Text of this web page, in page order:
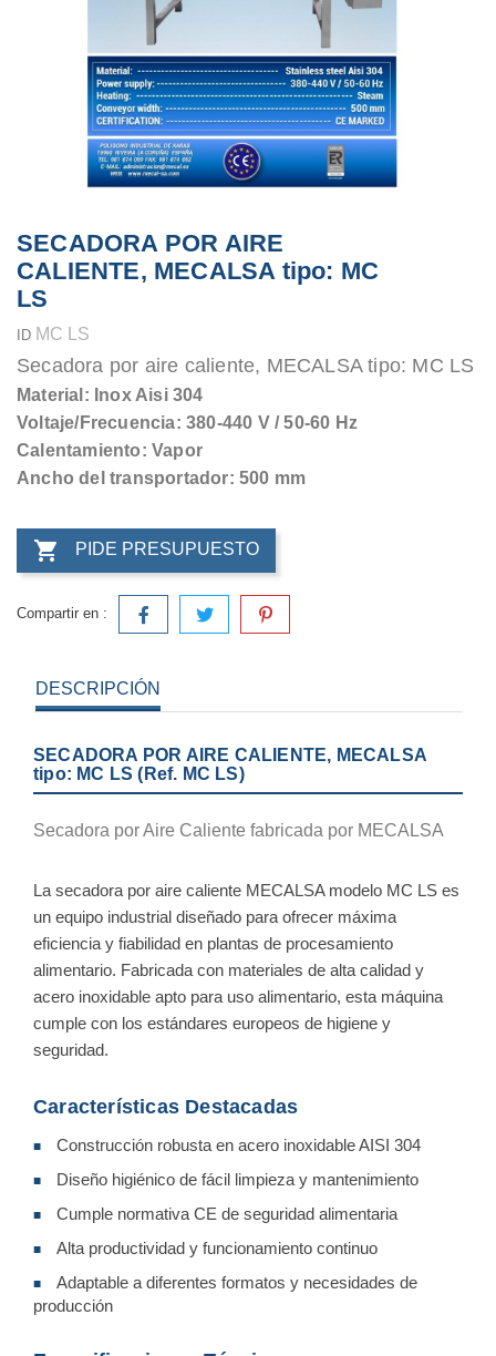
SECADORA POR AIRE
CALIENTE, MECALSA tipo: MC
LS
ID MC LS
Secadora por aire caliente, MECALSA tipo: MC LS
Material: Inox Aisi 304
Voltaje/Frecuencia: 380-440 V / 50-60 Hz
Calentamiento: Vapor
Ancho del transportador: 500 mm
 PIDE PRESUPUESTO
Compartir en :
DESCRIPCIÓN
SECADORA POR AIRE CALIENTE, MECALSA
tipo: MC LS (Ref. MC LS)
Secadora por Aire Caliente fabricada por MECALSA
La secadora por aire caliente MECALSA modelo MC LS es
un equipo industrial diseñado para ofrecer máxima
eficiencia y fiabilidad en plantas de procesamiento
alimentario. Fabricada con materiales de alta calidad y
acero inoxidable apto para uso alimentario, esta máquina
cumple con los estándares europeos de higiene y
seguridad.
Características Destacadas
■ Construcción robusta en acero inoxidable AISI 304
■ Diseño higiénico de fácil limpieza y mantenimiento
■ Cumple normativa CE de seguridad alimentaria
■ Alta productividad y funcionamiento continuo
■
Adaptable a diferentes formatos y necesidades de
producción